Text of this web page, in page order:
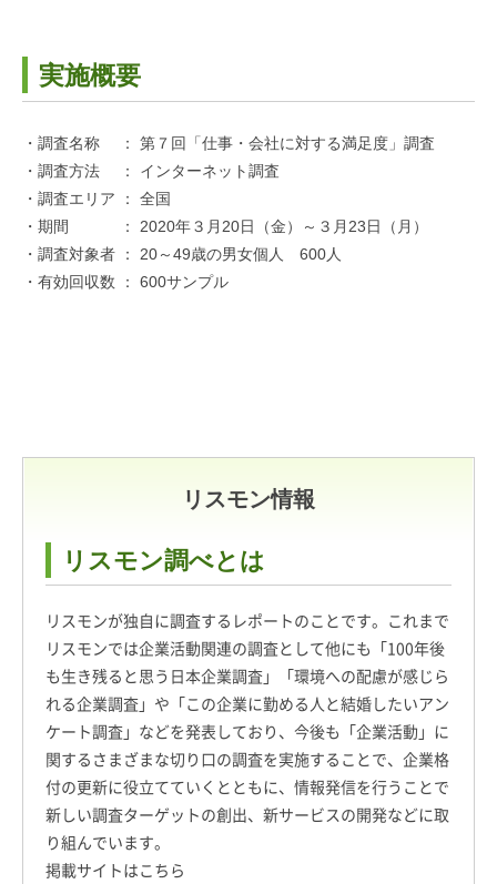
実施概要
・調査名称 ： 第７回「仕事・会社に対する満足度」調査
・調査方法 ： インターネット調査
・調査エリア ： 全国
・期間 ： 2020年３月20日（金）～３月23日（月）
・調査対象者 ： 20～49歳の男女個人 600人
・有効回収数 ： 600サンプル
リスモン情報
リスモン調べとは
リスモンが独自に調査するレポートのことです。これまで
リスモンでは企業活動関連の調査として他にも「100年後
も生き残ると思う日本企業調査」「環境への配慮が感じら
れる企業調査」や「この企業に勤める人と結婚したいアン
ケート調査」などを発表しており、今後も「企業活動」に
関するさまざまな切り口の調査を実施することで、企業格
付の更新に役立てていくとともに、情報発信を行うことで
新しい調査ターゲットの創出、新サービスの開発などに取
り組んでいます。
掲載サイトはこちら